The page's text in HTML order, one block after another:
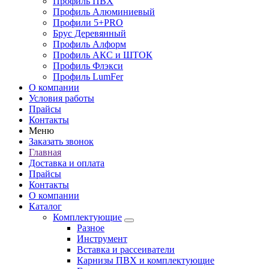
Профиль Алюминиевый
Профили 5+PRO
Брус Деревянный
Профиль Алформ
Профиль АКС и ШТОК
Профиль Флэкси
Профиль LumFer
О компании
Условия работы
Прайсы
Контакты
Меню
Заказать звонок
Главная
Доставка и оплата
Прайсы
Контакты
О компании
Каталог
Комплектующие
Разное
Инструмент
Вставка и рассеиватели
Карнизы ПВХ и комплектующие